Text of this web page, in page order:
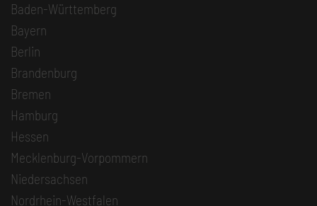
Baden-Württemberg
Bayern
Berlin
Brandenburg
Bremen
Hamburg
Hessen
Mecklenburg-Vorpommern
Niedersachsen
Nordrhein-Westfalen